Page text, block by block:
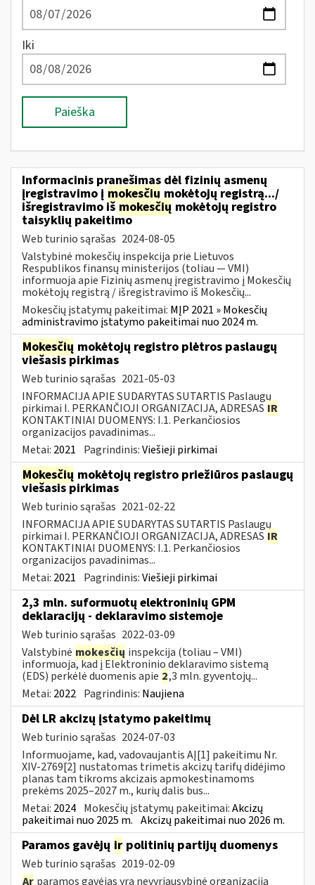
Iki
Paieška
Informacinis pranešimas dėl fizinių asmenų
įregistravimo į mokesčių mokėtojų registrą.../
išregistravimo išmokesčių mokėtojų registro
taisyklių pakeitimo
Web turinio sąrašas 2024-08-05
Valstybinė mokesčių inspekcija prie Lietuvos
Respublikos finansų ministerijos (toliau — VMI)
informuoja apie Fizinių asmenų įregistravimo į Mokesčių
mokėtojų registrą / išregistravimo iš Mokesčių...
Mokesčių įstatymų pakeitimai: MĮP 2021 » Mokesčių
administravimo įstatymo pakeitimai nuo 2024 m.
Mokesčių mokėtojų registro plėtros paslaugų
viešasis pirkimas
Web turinio sąrašas 2021-05-03
INFORMACIJA APIE SUDARYTAS SUTARTIS Paslaugų
pirkimai I. PERKANČIOJI ORGANIZACIJA, ADRESAS IR
KONTAKTINIAI DUOMENYS: I.1. Perkančiosios
organizacijos pavadinimas...
Metai: 2021 Pagrindinis:Viešieji pirkimai
Mokesčių mokėtojų registro priežiūros paslaugų
viešasis pirkimas
Web turinio sąrašas 2021-02-22
INFORMACIJA APIE SUDARYTAS SUTARTIS Paslaugų
pirkimai I. PERKANČIOJI ORGANIZACIJA, ADRESAS IR
KONTAKTINIAI DUOMENYS: I.1. Perkančiosios
organizacijos pavadinimas...
Metai: 2021 Pagrindinis:Viešieji pirkimai
2,3 mln. suformuotų elektroninių GPM
deklaracijų - deklaravimo sistemoje
Web turinio sąrašas 2022-03-09
Valstybinė mokesčių inspekcija (toliau – VMI)
informuoja, kad į Elektroninio deklaravimo sistemą
(EDS) perkėlė duomenis apie 2,3 mln. gyventojų...
Metai: 2022 Pagrindinis: Naujiena
Dėl LR akcizų įstatymo pakeitimų
Web turinio sąrašas 2024-07-03
Informuojame, kad, vadovaujantis AĮ[1] pakeitimu Nr.
XIV-2769[2] nustatomas trimetis akcizų tarifų didėjimo
planas tam tikroms akcizais apmokestinamoms
prekėms 2025–2027 m., kurių dalis bus...
Metai: 2024 Mokesčių įstatymų pakeitimai:Akcizų
pakeitimai nuo 2025 m. Akcizų pakeitimai nuo 2026 m.
Paramos gavėjų ir politinių partijų duomenys
Web turinio sąrašas 2019-02-09
Ar paramos gavėjas yra nevyriausybinė organizacija